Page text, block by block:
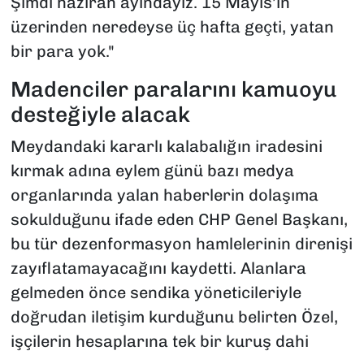
üzerinden neredeyse üç hafta geçti, yatan
bir para yok."
Madenciler paralarını kamuoyu
desteğiyle alacak
Meydandaki kararlı kalabalığın iradesini
kırmak adına eylem günü bazı medya
organlarında yalan haberlerin dolaşıma
sokulduğunu ifade eden CHP Genel Başkanı,
bu tür dezenformasyon hamlelerinin direnişi
zayıflatamayacağını kaydetti. Alanlara
gelmeden önce sendika yöneticileriyle
doğrudan iletişim kurduğunu belirten Özel,
işçilerin hesaplarına tek bir kuruş dahi